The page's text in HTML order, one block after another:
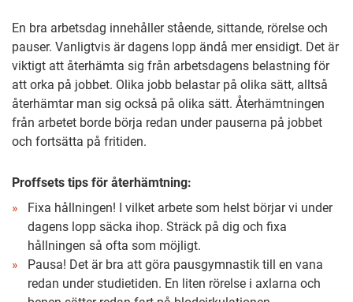
En bra arbetsdag innehåller stående, sittande, rörelse och
pauser. Vanligtvis är dagens lopp ändå mer ensidigt. Det är
viktigt att återhämta sig från arbetsdagens belastning för
att orka på jobbet. Olika jobb belastar på olika sätt, alltså
återhämtar man sig också på olika sätt. Återhämtningen
från arbetet borde börja redan under pauserna på jobbet
och fortsätta på fritiden.
Proffsets tips för återhämtning:
Fixa hållningen! I vilket arbete som helst börjar vi under
dagens lopp säcka ihop. Sträck på dig och fixa
hållningen så ofta som möjligt.
Pausa! Det är bra att göra pausgymnastik till en vana
redan under studietiden. En liten rörelse i axlarna och